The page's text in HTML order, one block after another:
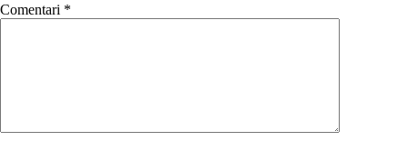
Comentari *